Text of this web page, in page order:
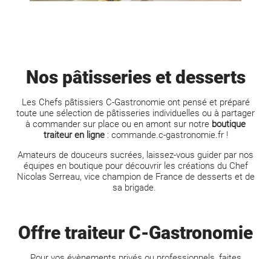
Nos pâtisseries et desserts
Les Chefs pâtissiers C-Gastronomie ont pensé et préparé
toute une sélection de pâtisseries individuelles ou à partager
à commander sur place ou en amont sur notre boutique
traiteur en ligne : commande.c-gastronomie.fr!
Amateurs de douceurs sucrées, laissez-vous guider par nos
équipes en boutique pour découvrir les créations du Chef
Nicolas Serreau, vice champion de France de desserts et de
sa brigade.
Offre traiteur C-Gastronomie